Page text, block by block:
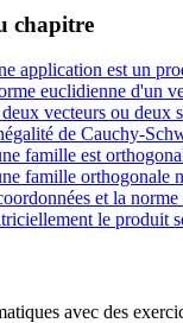
chapitre
application est un
euclidienne d'un
vecteurs ou deux
de Cauchy-
famille est
famille orthogonale
et la
le produit
avec des